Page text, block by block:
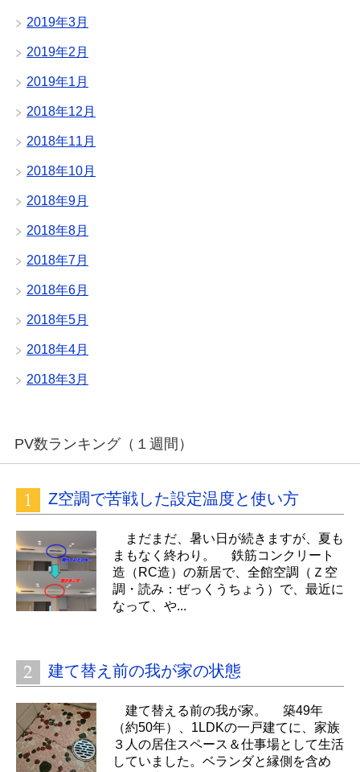
2019年3月
2019年2月
2019年1月
2018年12月
2018年11月
2018年10月
2018年9月
2018年8月
2018年7月
2018年6月
2018年5月
2018年4月
2018年3月
PV数ランキング（１週間）
Z空調で苦戦した設定温度と使い方
まだまだ、暑い日が続きますが、夏も
まもなく終わり。 鉄筋コンクリート
造（RC造）の新居で、全館空調（Ｚ空
調・読み：ぜっくうちょう）で、最近に
なって、や...
建て替え前の我が家の状態
建て替える前の我が家。 築49年
（約50年）、1LDKの一戸建てに、家族
３人の居住スペース＆仕事場として生活
していました。ベランダと縁側を含め